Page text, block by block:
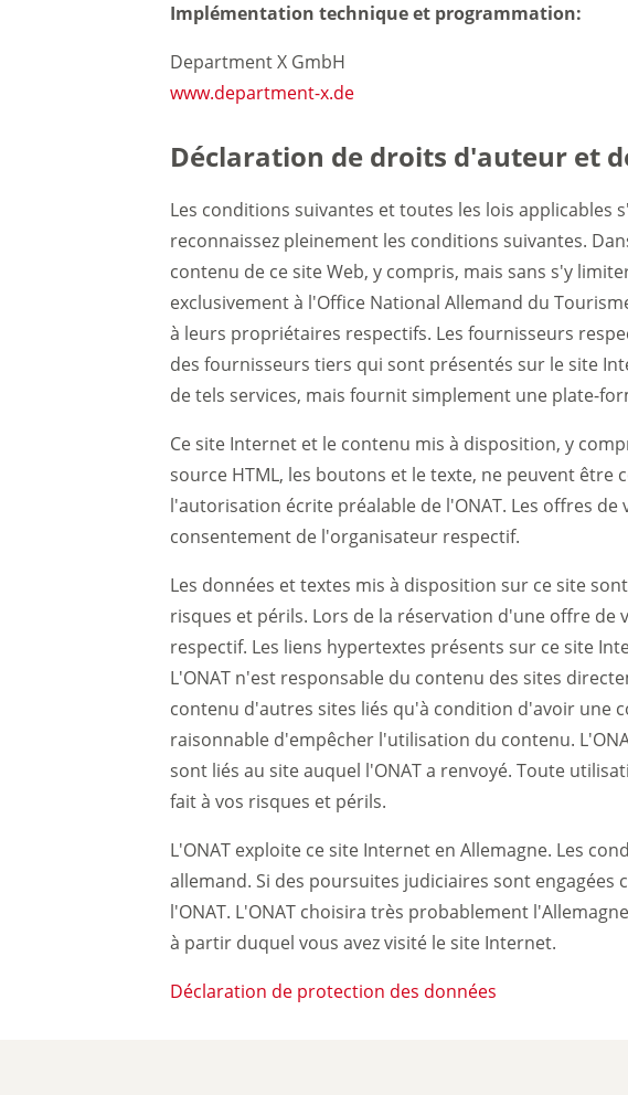
Implémentation technique et programmation:
Department X GmbH
www.department-x.de
Déclaration de droits d'auteur et
Les conditions suivantes et toutes les lois applicables
reconnaissez pleinement les conditions suivantes.
contenu de ce site Web, y compris, mais sans s'y
exclusivement à l'Office National Allemand du
à leurs propriétaires respectifs. Les fournisseurs
des fournisseurs tiers qui sont présentés sur le site
de tels services, mais fournit simplement une plate-
Ce site Internet et le contenu mis à disposition, y
source HTML, les boutons et le texte, ne peuvent
l'autorisation écrite préalable de l'ONAT. Les offres
consentement de l'organisateur respectif.
Les données et textes mis à disposition sur ce site
risques et périls. Lors de la réservation d'une offre
respectif. Les liens hypertextes présents sur ce site
L'ONAT n'est responsable du contenu des sites
contenu d'autres sites liés qu'à condition d'avoir une
raisonnable d'empêcher l'utilisation du contenu.
sont liés au site auquel l'ONAT a renvoyé. Toute
fait à vos risques et périls.
L'ONAT exploite ce site Internet en Allemagne. Les
allemand. Si des poursuites judiciaires sont
l'ONAT. L'ONAT choisira très probablement
à partir duquel vous avez visité le site Internet.
Déclaration de protection des données